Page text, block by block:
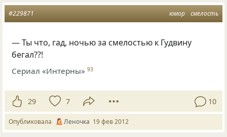
юмор смелость
#229871
— Ты что, гад, ночью за смелостью к Гудвину
бегал??!
Сериал «Интерны» 93
29 7 10
Опубликовала Леночка 19 фев 2012